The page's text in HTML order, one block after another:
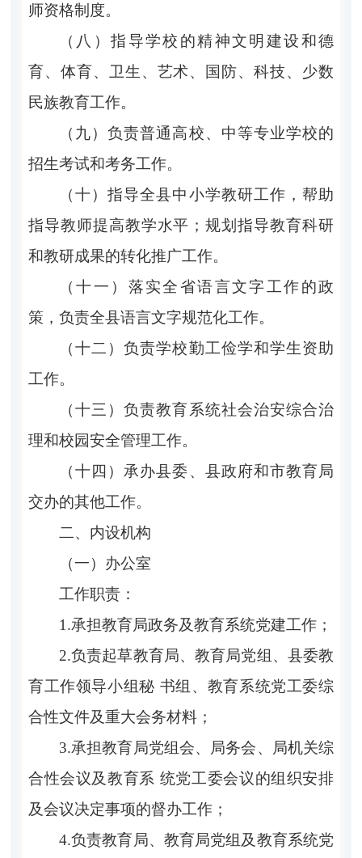
师资格制度。
（八）指导学校的精神文明建设和德
育、体育、卫生、艺术、国防、科技、少数
民族教育工作。
（九）负责普通高校、中等专业学校的
招生考试和考务工作。
（十）指导全县中小学教研工作，帮助
指导教师提高教学水平；规划指导教育科研
和教研成果的转化推广工作。
（十一）落实全省语言文字工作的政
策，负责全县语言文字规范化工作。
（十二）负责学校勤工俭学和学生资助
工作。
（十三）负责教育系统社会治安综合治
理和校园安全管理工作。
（十四）承办县委、县政府和市教育局
交办的其他工作。
二、内设机构
（一）办公室
工作职责：
1.承担教育局政务及教育系统党建工作；
2.负责起草教育局、教育局党组、县委教
育工作领导小组秘 书组、教育系统党工委综
合性文件及重大会务材料；
3.承担教育局党组会、局务会、局机关综
合性会议及教育系 统党工委会议的组织安排
及会议决定事项的督办工作；
4.负责教育局、教育局党组及教育系统党